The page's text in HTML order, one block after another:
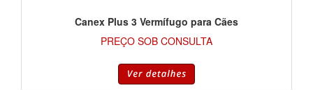
Canex Plus 3 Vermífugo para Cães
PREÇO SOB CONSULTA